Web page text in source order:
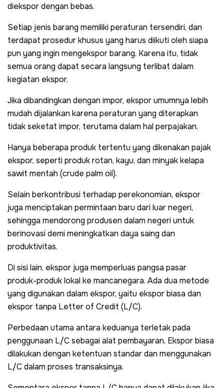
diekspor dengan bebas.
Setiap jenis barang memiliki peraturan tersendiri, dan
terdapat prosedur khusus yang harus diikuti oleh siapa
pun yang ingin mengekspor barang. Karena itu, tidak
semua orang dapat secara langsung terlibat dalam
kegiatan ekspor.
Jika dibandingkan dengan impor, ekspor umumnya lebih
mudah dijalankan karena peraturan yang diterapkan
tidak seketat impor, terutama dalam hal perpajakan.
Hanya beberapa produk tertentu yang dikenakan pajak
ekspor, seperti produk rotan, kayu, dan minyak kelapa
sawit mentah (crude palm oil).
Selain berkontribusi terhadap perekonomian, ekspor
juga menciptakan permintaan baru dari luar negeri,
sehingga mendorong produsen dalam negeri untuk
berinovasi demi meningkatkan daya saing dan
produktivitas.
Di sisi lain, ekspor juga memperluas pangsa pasar
produk-produk lokal ke mancanegara. Ada dua metode
yang digunakan dalam ekspor, yaitu ekspor biasa dan
ekspor tanpa Letter of Credit (L/C).
Perbedaan utama antara keduanya terletak pada
penggunaan L/C sebagai alat pembayaran. Ekspor biasa
dilakukan dengan ketentuan standar dan menggunakan
L/C dalam proses transaksinya.